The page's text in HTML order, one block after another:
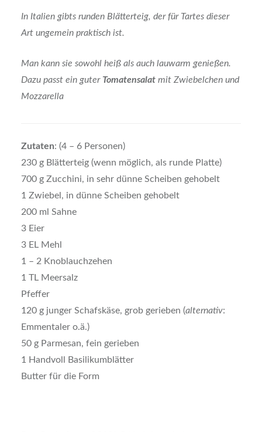
In Italien gibts runden Blätterteig, der für Tartes dieser
Art ungemein praktisch ist.
Man kann sie sowohl heiß als auch lauwarm genießen.
Dazu passt ein guter Tomatensalatmit Zwiebelchen und
Mozzarella
Zutaten: (4 – 6 Personen)
230 g Blätterteig (wenn möglich, als runde Platte)
700 g Zucchini, in sehr dünne Scheiben gehobelt
1 Zwiebel, in dünne Scheiben gehobelt
200 ml Sahne
3 Eier
3 EL Mehl
1 – 2 Knoblauchzehen
1 TL Meersalz
Pfeffer
120 g junger Schafskäse, grob gerieben (alternativ:
Emmentaler o.ä.)
50 g Parmesan, fein gerieben
1 Handvoll Basilikumblätter
Butter für die Form